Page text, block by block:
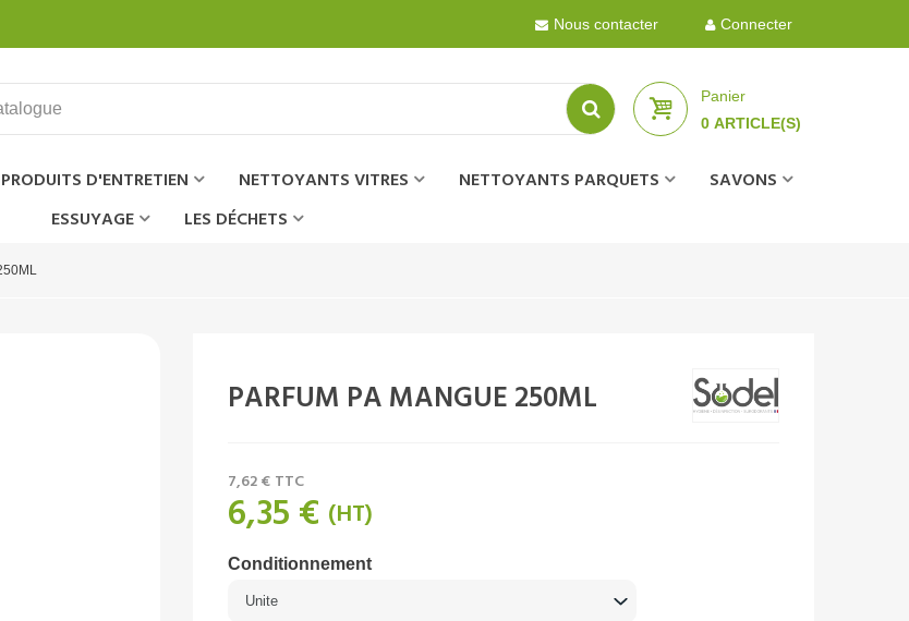
Nous contacter Connecter
Panier
0 ARTICLE(S)
PRODUITS D'ENTRETIEN NETTOYANTS VITRES NETTOYANTS PARQUETS
SAVONS
ESSUYAGE
LES DÉCHETS
PARFUM PA MANGUE 250ML
7,62 € TTC
6,35 € (HT)
Conditionnement